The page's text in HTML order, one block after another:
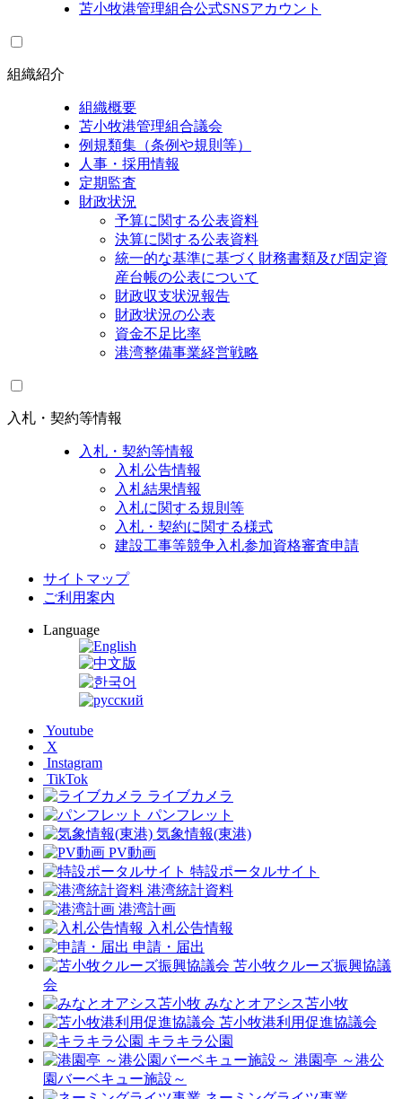
苫小牧港管理組合公式SNSアカウント
組織紹介
組織概要
苫小牧港管理組合議会
例規類集（条例や規則等）
人事・採用情報
定期監査
財政状況
予算に関する公表資料
決算に関する公表資料
統一的な基準に基づく財務書類及び固定資
産台帳の公表について
財政収支状況報告
財政状況の公表
資金不足比率
港湾整備事業経営戦略
入札・契約等情報
入札・契約等情報
入札公告情報
入札結果情報
入札に関する規則等
入札・契約に関する様式
建設工事等競争入札参加資格審査申請
サイトマップ
ご利用案内
Language
Youtube
X
Instagram
TikTok
ライブカメラ
パンフレット
気象情報(東港)
PV動画
特設ポータルサイト
港湾統計資料
港湾計画
入札公告情報
申請・届出
苫小牧クルーズ振興協議
会
みなとオアシス苫小牧
苫小牧港利用促進協議会
キラキラ公園
港園亭 ～港公
園バーベキュー施設～